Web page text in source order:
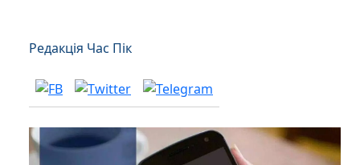
Редакція Час Пік